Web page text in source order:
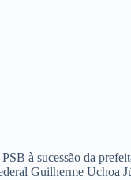
à sucessão da
Guilherme Uchoa